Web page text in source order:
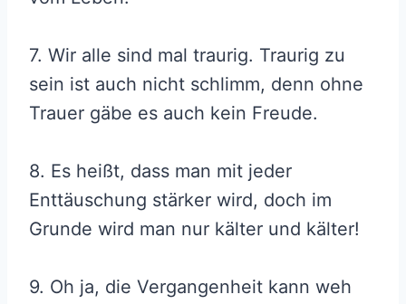
7. Wir alle sind mal traurig. Traurig zu
sein ist auch nicht schlimm, denn ohne
Trauer gäbe es auch kein Freude.
8. Es heißt, dass man mit jeder
Enttäuschung stärker wird, doch im
Grunde wird man nur kälter und kälter!
9. Oh ja, die Vergangenheit kann weh